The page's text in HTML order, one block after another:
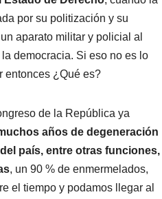
por su politización y su
aparato militar y policial al
democracia. Si eso no es lo
entonces ¿Qué es?
de la República ya
años de degeneración
país, entre otras funciones,
, un 90 % de enmermelados,
el tiempo y podamos llegar al